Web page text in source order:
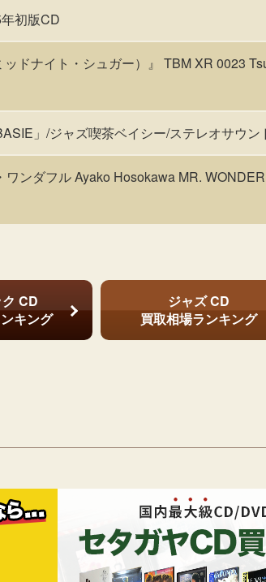
初版CD
ドナイト・シュガー）』 TBM XR 0023
」/ジャズ喫茶ベイシー/ステレオサウン
ンダフル Ayako Hosokawa MR.
CD
キング
ジャズ CD
買取相場ランキング